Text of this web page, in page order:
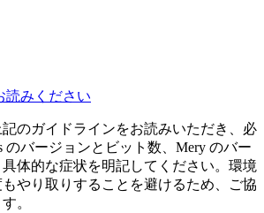
読みください
のガイドラインをお読みいただき、必
のバージョンとビット数、Mery のバー
体的な症状を明記してください。環境
やり取りすることを避けるため、ご協
。